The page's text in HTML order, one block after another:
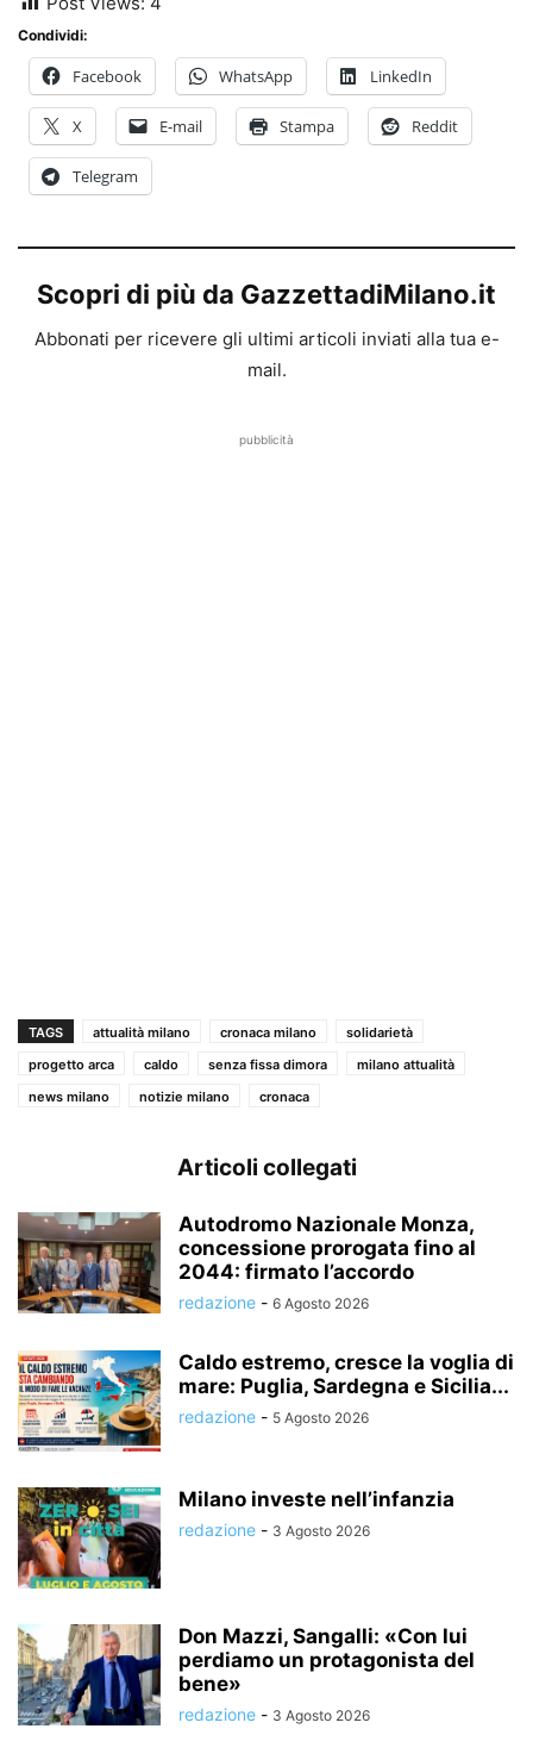
Condividi:
Facebook WhatsApp LinkedIn
X E-mail Stampa Reddit
Telegram
Scopri di più da GazzettadiMilano.it
Abbonati per ricevere gli ultimi articoli inviati alla tua e-
mail.
pubblicità
TAGS attualità milano cronaca milano
solidarietà
progetto arca
caldo senza fissa dimora
milano attualità
news milano
notizie milano cronaca
Articoli collegati
Autodromo Nazionale Monza,
concessione prorogata fino al
2044: firmato l’accordo
redazione - 6 Agosto 2026
Caldo estremo, cresce la voglia di
mare: Puglia, Sardegna e Sicilia...
redazione - 5 Agosto 2026
Milano investe nell’infanzia
redazione - 3 Agosto 2026
Don Mazzi, Sangalli: «Con lui
perdiamo un protagonista del
bene»
redazione - 3 Agosto 2026